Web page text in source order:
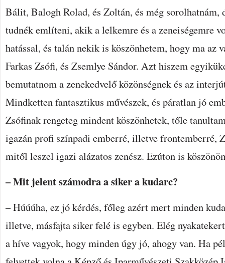
Bálit, Balogh Rolad, és Zoltán, és még sorolhatnám,
tudnék említeni, akik a lelkemre és a zeneiségemre
hatással, és talán nekik is köszönhetem, hogy ma az
Farkas Zsófi, és Zsemlye Sándor. Azt hiszem
bemutatnom a zenekedvelő közönségnek és az
Mindketten fantasztikus művészek, és páratlan jó
Zsófinak rengeteg mindent köszönhetek, tőle
igazán profi színpadi emberré, illetve frontemberré,
mitől leszel igazi alázatos zenész. Ezúton is
– Mit jelent számodra a siker a kudarc?
– Húúúha, ez jó kérdés, főleg azért mert minden
illetve, másfajta siker felé is egyben. Elég
a híve vagyok, hogy minden úgy jó, ahogy van. Ha